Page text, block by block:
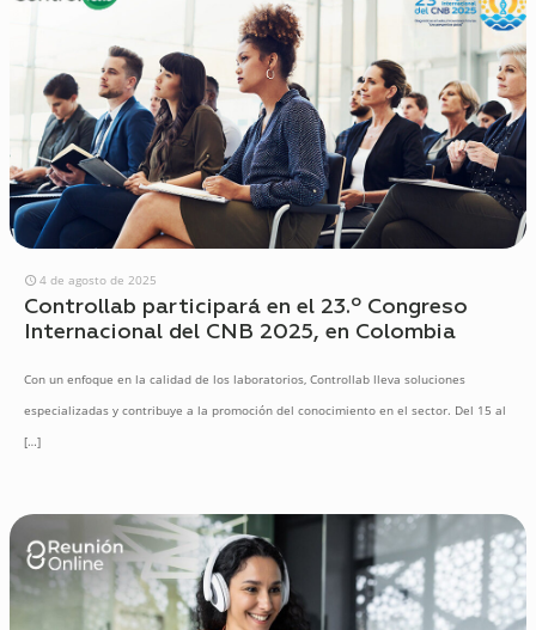
4 de agosto de 2025
Controllab participará en el 23.º Congreso
Internacional del CNB 2025, en Colombia
Con un enfoque en la calidad de los laboratorios, Controllab lleva soluciones
especializadas y contribuye a la promoción del conocimiento en el sector. Del 15 al
[…]